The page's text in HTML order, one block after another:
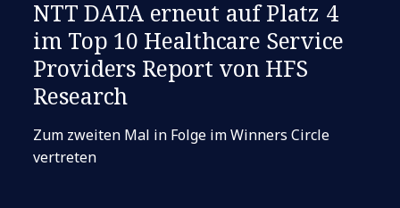
NTT DATA erneut auf Platz 4
im Top 10 Healthcare Service
Providers Report von HFS
Research
Zum zweiten Mal in Folge im Winners Circle
vertreten